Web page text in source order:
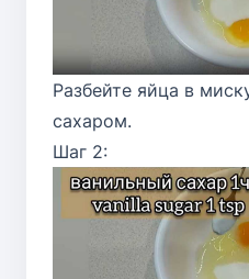
Разбейте яйца в
сахаром.
Шаг 2: